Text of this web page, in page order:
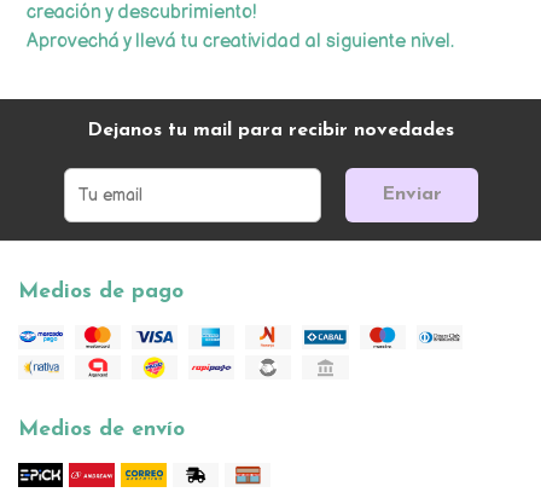
creación y descubrimiento!
Aprovechá y llevá tu creatividad al siguiente nivel.
Dejanos tu mail para recibir novedades
Enviar
Medios de pago
Medios de envío